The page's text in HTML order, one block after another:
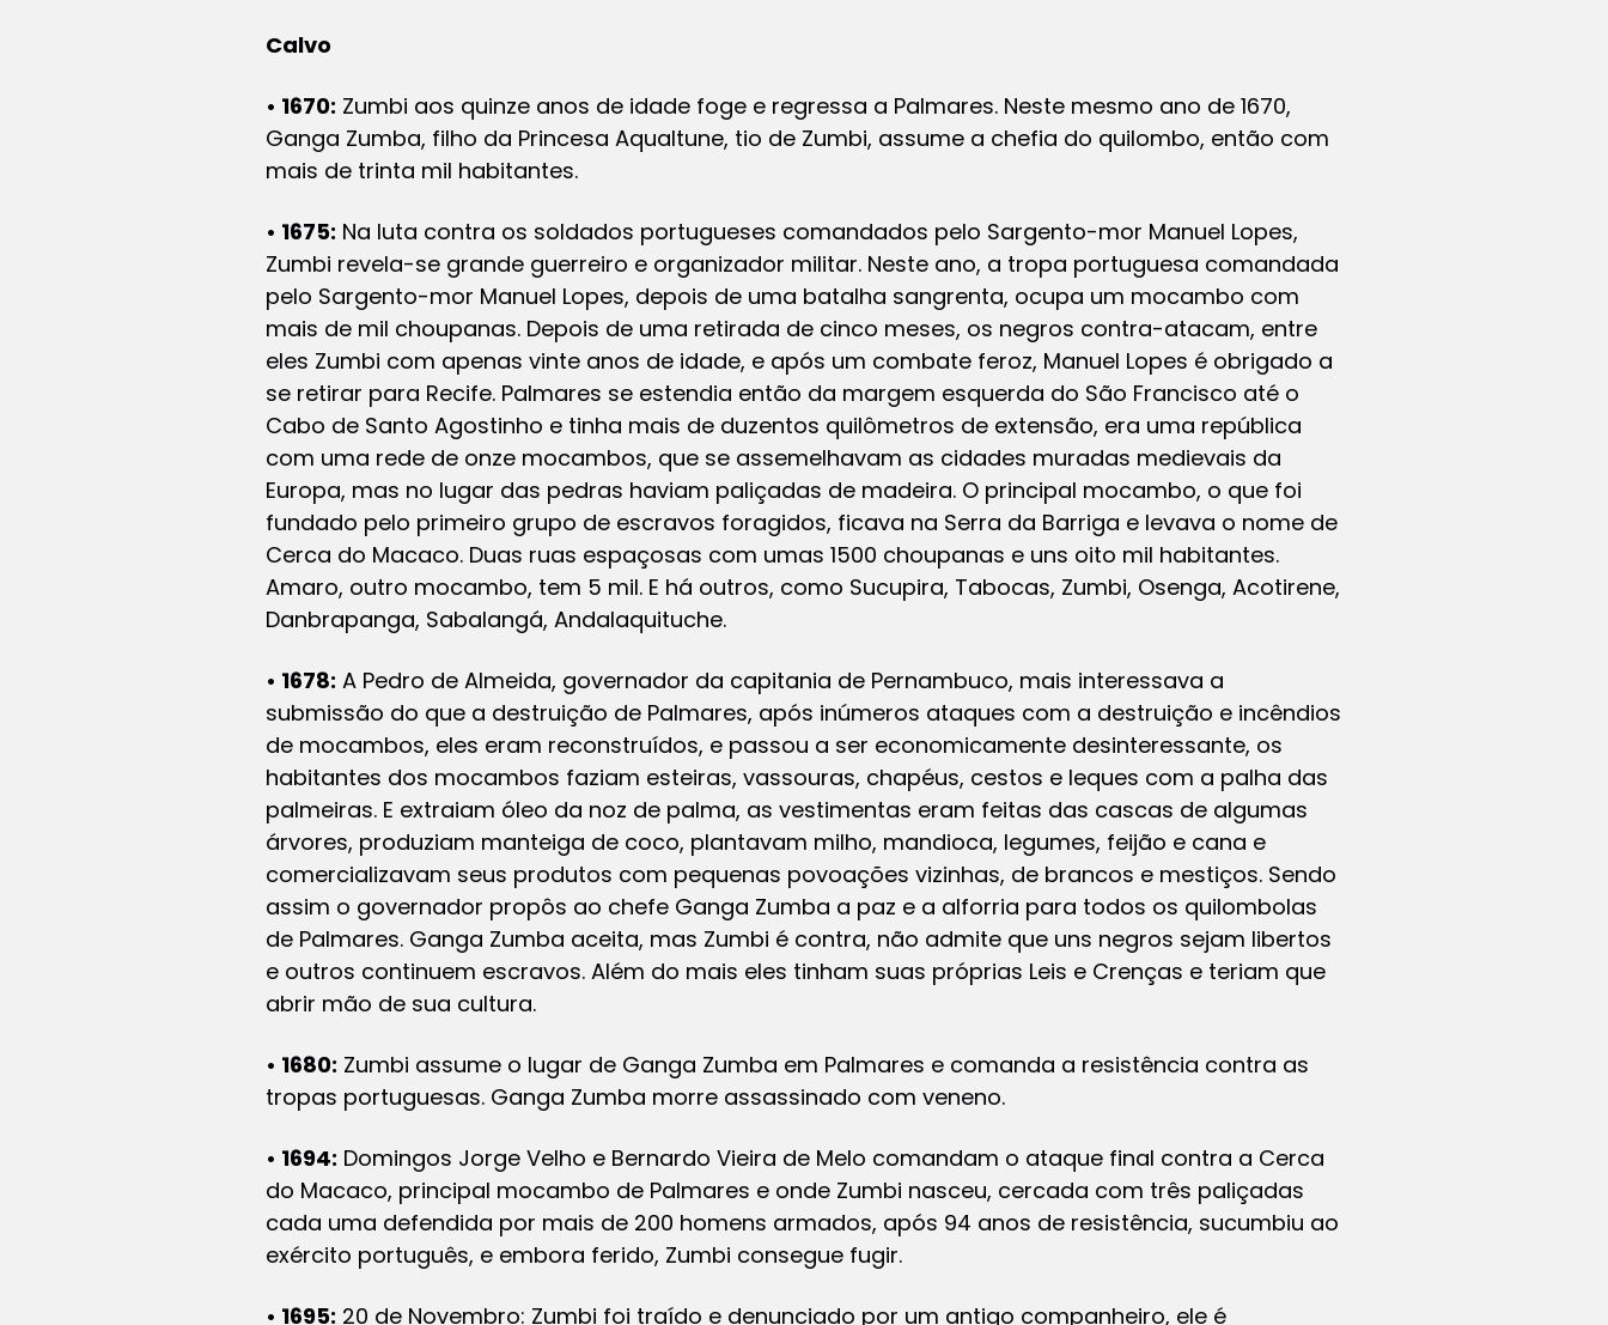
Calvo
• 1670: Zumbi aos quinze anos de idade foge e regressa a Palmares. Neste mesmo ano de 1670,
Ganga Zumba, filho da Princesa Aqualtune, tio de Zumbi, assume a chefia do quilombo, então com
mais de trinta mil habitantes.
• 1675: Na luta contra os soldados portugueses comandados pelo Sargento-mor Manuel Lopes,
Zumbi revela-se grande guerreiro e organizador militar. Neste ano, a tropa portuguesa comandada
pelo Sargento-mor Manuel Lopes, depois de uma batalha sangrenta, ocupa um mocambo com
mais de mil choupanas. Depois de uma retirada de cinco meses, os negros contra-atacam, entre
eles Zumbi com apenas vinte anos de idade, e após um combate feroz, Manuel Lopes é obrigado a
se retirar para Recife. Palmares se estendia então da margem esquerda do São Francisco até o
Cabo de Santo Agostinho e tinha mais de duzentos quilômetros de extensão, era uma república
com uma rede de onze mocambos, que se assemelhavam as cidades muradas medievais da
Europa, mas no lugar das pedras haviam paliçadas de madeira. O principal mocambo, o que foi
fundado pelo primeiro grupo de escravos foragidos, ficava na Serra da Barriga e levava o nome de
Cerca do Macaco. Duas ruas espaçosas com umas 1500 choupanas e uns oito mil habitantes.
Amaro, outro mocambo, tem 5 mil. E há outros, como Sucupira, Tabocas, Zumbi, Osenga, Acotirene,
Danbrapanga, Sabalangá, Andalaquituche.
• 1678: A Pedro de Almeida, governador da capitania de Pernambuco, mais interessava a
submissão do que a destruição de Palmares, após inúmeros ataques com a destruição e incêndios
de mocambos, eles eram reconstruídos, e passou a ser economicamente desinteressante, os
habitantes dos mocambos faziam esteiras, vassouras, chapéus, cestos e leques com a palha das
palmeiras. E extraiam óleo da noz de palma, as vestimentas eram feitas das cascas de algumas
árvores, produziam manteiga de coco, plantavam milho, mandioca, legumes, feijão e cana e
comercializavam seus produtos com pequenas povoações vizinhas, de brancos e mestiços. Sendo
assim o governador propôs ao chefe Ganga Zumba a paz e a alforria para todos os quilombolas
de Palmares. Ganga Zumba aceita, mas Zumbi é contra, não admite que uns negros sejam libertos
e outros continuem escravos. Além do mais eles tinham suas próprias Leis e Crenças e teriam que
abrir mão de sua cultura.
• 1680: Zumbi assume o lugar de Ganga Zumba em Palmares e comanda a resistência contra as
tropas portuguesas. Ganga Zumba morre assassinado com veneno.
• 1694: Domingos Jorge Velho e Bernardo Vieira de Melo comandam o ataque final contra a Cerca
do Macaco, principal mocambo de Palmares e onde Zumbi nasceu, cercada com três paliçadas
cada uma defendida por mais de 200 homens armados, após 94 anos de resistência, sucumbiu ao
exército português, e embora ferido, Zumbi consegue fugir.
• 1695: 20 de Novembro: Zumbi foi traído e denunciado por um antigo companheiro, ele é